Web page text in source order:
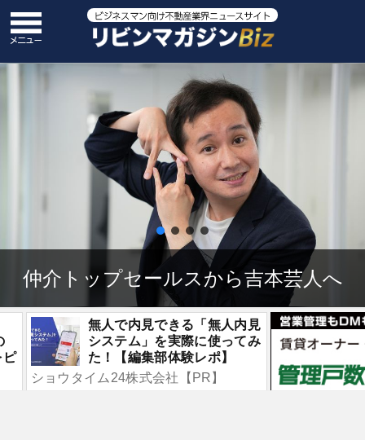
仲介トップセールスから吉本芸人へ
目の
ーをピ
無人で内見できる「無人内見
システム」を実際に使ってみ
た！【編集部体験レポ】
ショウタイム24株式会社【PR】